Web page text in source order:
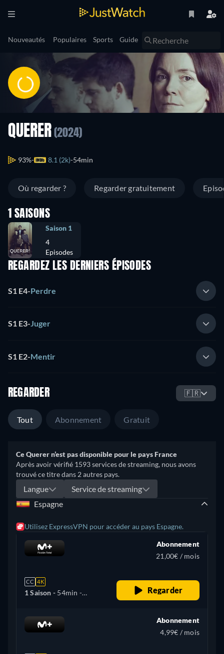
Nouveautés Populaires Sports Guide
QUERER (2024)
93% 8.1 (2k) 54min
Où regarder ? Regarder gratuitement
1 SAISONS
Saison 1
4
Episodes
REGARDEZ LES DERNIERS ÉPISODES
S1 E4-Perdre
S1 E3-Juger
S1 E2-Mentir
REGARDER 🇫🇷
Tout Abonnement Gratuit
Ce Querer n’est pas disponible pour le pays France
Après avoir vérifié 1593 services de streaming, nous avons
trouvé ce titre dans 2 autres pays.
Langue
Service de streaming
Espagne
Utilisez ExpressVPN pour accéder au pays Espagne.
CC 4K
1 Saison - 54min -
Abonnement
21,00€ / mois
Regarder
Abonnement
4,99€ / mois